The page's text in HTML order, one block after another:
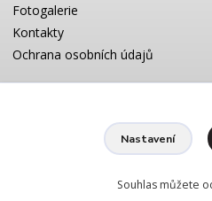
Fotogalerie
Kontakty
Ochrana osobních údajů
Potřebujete poradit s
+420 728 772 566
info@reklamnipiskovani.cz
Nastavení
Souhlas můžete